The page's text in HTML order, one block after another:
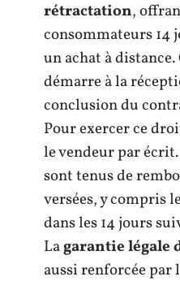
rétractation,
consommateurs 14
un achat à
démarre à la
conclusion du
Pour exercer ce
le vendeur par
sont tenus de
versées, y compris
dans les 14 jours
Lagarantie légale
aussi renforcée par